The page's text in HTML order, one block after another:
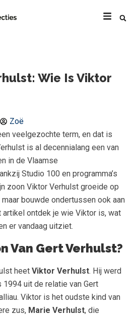
Wie Is Viktor
Zoë
veelgezochte term, en dat is
is al decennialang een van
in de Vlaamse
Studio 100 en programma’s
zoon Viktor Verhulst groeide op
bouwde ondertussen ook aan
ontdek je wie Viktor is, wat
er vandaag uitziet.
Van Gert Verhulst?
heet Viktor Verhulst. Hij werd
uit de relatie van Gert
Viktor is het oudste kind van
zus, Marie Verhulst, die